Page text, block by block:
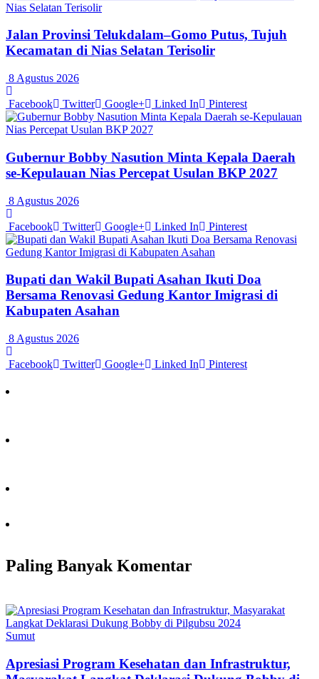
Jalan Provinsi Telukdalam–Gomo Putus, Tujuh
Kecamatan di Nias Selatan Terisolir
8 Agustus 2026
Facebook Twitter Google+ Linked In Pinterest
Gubernur Bobby Nasution Minta Kepala Daerah
se-Kepulauan Nias Percepat Usulan BKP 2027
8 Agustus 2026
Facebook Twitter Google+ Linked In Pinterest
Bupati dan Wakil Bupati Asahan Ikuti Doa
Bersama Renovasi Gedung Kantor Imigrasi di
Kabupaten Asahan
8 Agustus 2026
Facebook Twitter Google+ Linked In Pinterest
Paling Banyak Komentar
Sumut
Apresiasi Program Kesehatan dan Infrastruktur,